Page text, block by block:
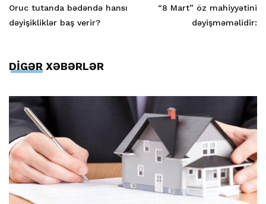
Oruc tutanda bədəndə hansı
dəyişikliklər baş verir?
“8 Mart” öz mahiyyətini
dəyişməməlidir:
DİGƏR XƏBƏRLƏR